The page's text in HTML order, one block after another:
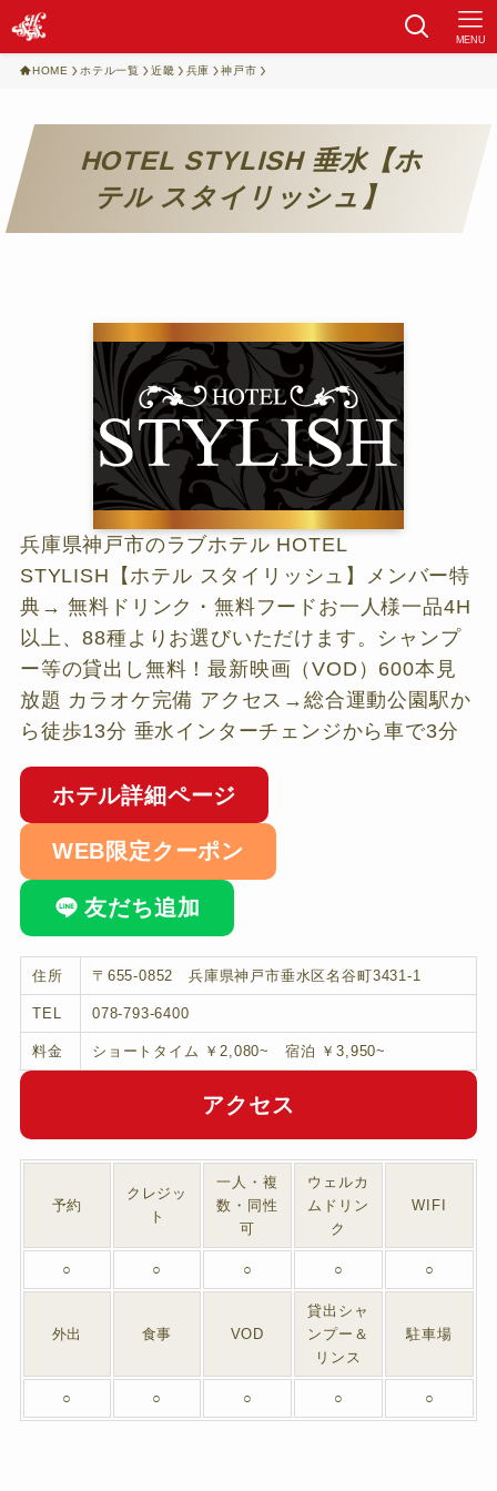
MENU
HOME ホテル一覧 近畿 兵庫 神戸市
HOTEL STYLISH 垂水【ホ
テル スタイリッシュ】
兵庫県神戸市のラブホテル HOTEL
STYLISH【ホテル スタイリッシュ】メンバー特
典→ 無料ドリンク・無料フードお一人様一品4H
以上、88種よりお選びいただけます。シャンプ
ー等の貸出し無料！最新映画（VOD）600本見
放題 カラオケ完備 アクセス→総合運動公園駅か
ら徒歩13分 垂水インターチェンジから車で3分
ホテル詳細ページ
WEB限定クーポン
友だち追加
住所 〒655-0852 兵庫県神戸市垂水区名谷町3431-1
TEL 078-793-6400
料金 ショートタイム ￥2,080~ 宿泊 ￥3,950~
アクセス
予約
クレジッ
ト
一人・複
数・同性
可
ウェルカ
ムドリン
ク
WIFI
○ ○ ○ ○ ○
外出 食事 VOD
貸出シャ
ンプー＆
リンス
駐車場
○ ○ ○ ○ ○